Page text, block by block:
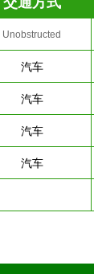
Unobstructed
汽车
汽车
汽车
汽车